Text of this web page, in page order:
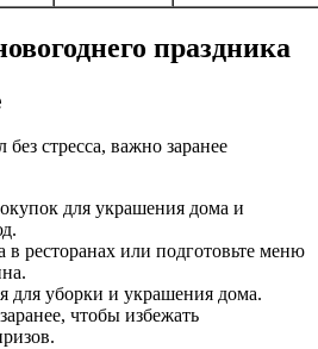
праздника
стресса, важно заранее
для украшения дома и
в ресторанах или подготовьте меню
для уборки и украшения дома.
чтобы избежать